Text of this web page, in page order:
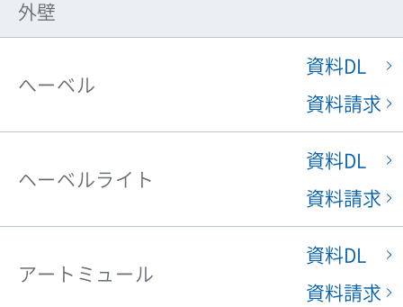
外壁
へーベル
資料DL
資料請求
ヘーベルライト
資料DL
資料請求
アートミュール
資料DL
資料請求